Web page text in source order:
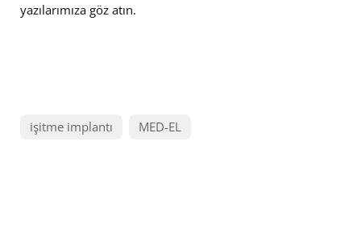
yazılarımıza göz atın.
işitme implantı MED-EL